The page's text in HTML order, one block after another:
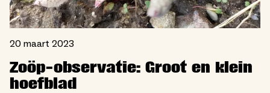
20 maart 2023
Zoöp-observatie: Groot en klein
hoefblad